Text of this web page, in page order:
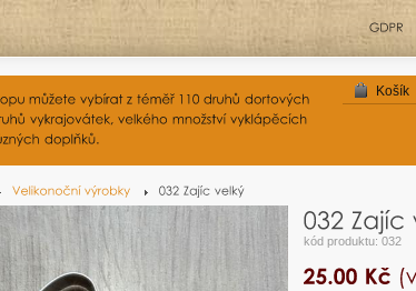
Košík
kód produktu: 032